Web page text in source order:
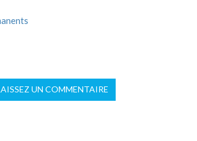
UN COMMENTAIRE